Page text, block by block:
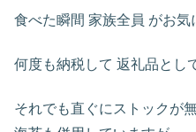
食べた瞬間 家族全員 がお
何度も納税して 返礼品とし
それでも直ぐにストックが